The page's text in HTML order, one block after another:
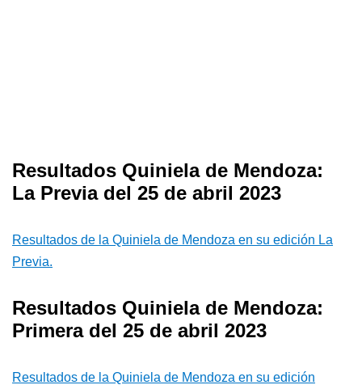
Resultados Quiniela de Mendoza:
La Previa del 25 de abril 2023
Resultados de la Quiniela de Mendoza en su edición La
Previa.
Resultados Quiniela de Mendoza:
Primera del 25 de abril 2023
Resultados de la Quiniela de Mendoza en su edición